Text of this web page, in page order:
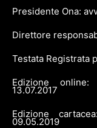
Presidente Ona:
Direttore
Testata Registrata
Edizione
13.07.2017
Edizione
09.05.2019